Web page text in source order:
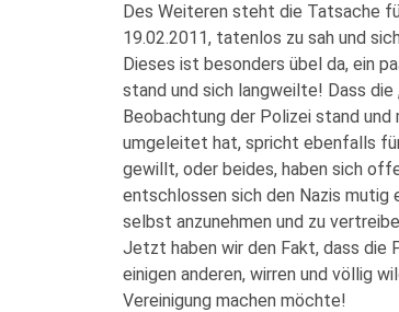
Des Weiteren steht die Tatsache
19.02.2011, tatenlos zu sah und
Dieses ist besonders übel da, ein
stand und sich langweilte! Dass die
Beobachtung der Polizei stand
umgeleitet hat, spricht ebenfalls
gewillt, oder beides, haben sich
entschlossen sich den Nazis mutig
selbst anzunehmen und zu
Jetzt haben wir den Fakt, dass die
einigen anderen, wirren und völlig
Vereinigung machen möchte!